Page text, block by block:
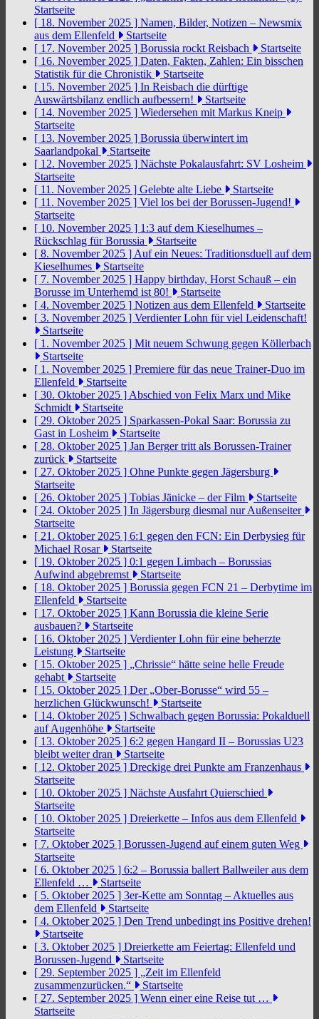
Startseite
[ 18. November 2025 ] Namen, Bilder, Notizen – Newsmix
aus dem Ellenfeld
Startseite
[ 17. November 2025 ] Borussia rockt Reisbach
Startseite
[ 16. November 2025 ] Daten, Fakten, Zahlen: Ein bisschen
Statistik für die Chronistik
Startseite
[ 15. November 2025 ] In Reisbach die dürftige
Auswärtsbilanz endlich aufbessern!
Startseite
[ 14. November 2025 ] Wiedersehen mit Markus Kneip
Startseite
[ 13. November 2025 ] Borussia überwintert im
Saarlandpokal
Startseite
[ 12. November 2025 ] Nächste Pokalausfahrt: SV Losheim
Startseite
[ 11. November 2025 ] Gelebte alte Liebe
Startseite
[ 11. November 2025 ] Viel los bei der Borussen-Jugend!
Startseite
[ 10. November 2025 ] 1:3 auf dem Kieselhumes –
Rückschlag für Borussia
Startseite
[ 8. November 2025 ] Auf ein Neues: Traditionsduell auf dem
Kieselhumes
Startseite
[ 7. November 2025 ] Happy birthday, Horst Schauß – ein
Borusse im Unterhemd ist 80!
Startseite
[ 4. November 2025 ] Notizen aus dem Ellenfeld
Startseite
[ 3. November 2025 ] Verdienter Lohn für viel Leidenschaft!
Startseite
[ 1. November 2025 ] Mit neuem Schwung gegen Köllerbach
Startseite
[ 1. November 2025 ] Premiere für das neue Trainer-Duo im
Ellenfeld
Startseite
[ 30. Oktober 2025 ] Abschied von Felix Marx und Mike
Schmidt
Startseite
[ 29. Oktober 2025 ] Sparkassen-Pokal Saar: Borussia zu
Gast in Losheim
Startseite
[ 28. Oktober 2025 ] Jan Berger tritt als Borussen-Trainer
zurück
Startseite
[ 27. Oktober 2025 ] Ohne Punkte gegen Jägersburg
Startseite
[ 26. Oktober 2025 ] Tobias Jänicke – der Film
Startseite
[ 24. Oktober 2025 ] In Jägersburg diesmal nur Außenseiter
Startseite
[ 21. Oktober 2025 ] 6:1 gegen den FCN: Ein Derbysieg für
Michael Rosar
Startseite
[ 19. Oktober 2025 ] 0:1 gegen Limbach – Borussias
Aufwind abgebremst
Startseite
[ 18. Oktober 2025 ] Borussia gegen FCN 21 – Derbytime im
Ellenfeld
Startseite
[ 17. Oktober 2025 ] Kann Borussia die kleine Serie
ausbauen?
Startseite
[ 16. Oktober 2025 ] Verdienter Lohn für eine beherzte
Leistung
Startseite
[ 15. Oktober 2025 ] „Chrissie“ hätte seine helle Freude
gehabt
Startseite
[ 15. Oktober 2025 ] Der „Ober-Borusse“ wird 55 –
herzlichen Glückwunsch!
Startseite
[ 14. Oktober 2025 ] Schwalbach gegen Borussia: Pokalduell
auf Augenhöhe
Startseite
[ 13. Oktober 2025 ] 6:2 gegen Hangard II – Borussias U23
bleibt weiter dran
Startseite
[ 12. Oktober 2025 ] Dreckige drei Punkte am Franzenhaus
Startseite
[ 10. Oktober 2025 ] Nächste Ausfahrt Quierschied
Startseite
[ 10. Oktober 2025 ] Dreierkette – Infos aus dem Ellenfeld
Startseite
[ 7. Oktober 2025 ] Borussen-Jugend auf einem guten Weg
Startseite
[ 6. Oktober 2025 ] 6:2 – Borussia ballert Ballweiler aus dem
Ellenfeld …
Startseite
[ 5. Oktober 2025 ] 3er-Kette am Sonntag – Aktuelles aus
dem Ellenfeld
Startseite
[ 4. Oktober 2025 ] Den Trend unbedingt ins Positive drehen!
Startseite
[ 3. Oktober 2025 ] Dreierkette am Feiertag: Ellenfeld und
Borussen-Jugend
Startseite
[ 29. September 2025 ] „Zeit im Ellenfeld
zusammenzurücken.“
Startseite
[ 27. September 2025 ] Wenn einer eine Reise tut …
Startseite